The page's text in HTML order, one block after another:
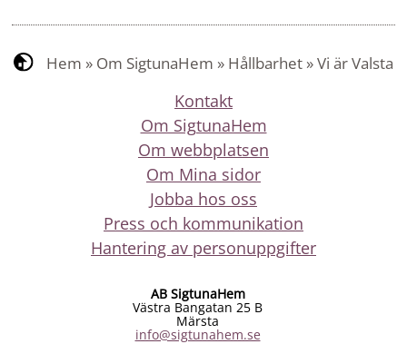
Hem » Om SigtunaHem » Hållbarhet»Vi är Valsta
Kontakt
Om SigtunaHem
Om webbplatsen
Om Mina sidor
Jobba hos oss
Press och kommunikation
Hantering av personuppgifter
AB SigtunaHem
Västra Bangatan 25 B
Märsta
info@sigtunahem.se